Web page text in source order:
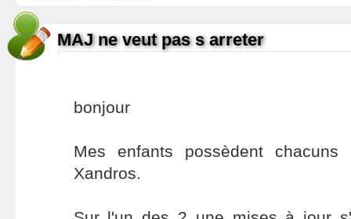
MAJ ne veut pas s arreter
bonjour
Mes enfants possèdent
Xandros.